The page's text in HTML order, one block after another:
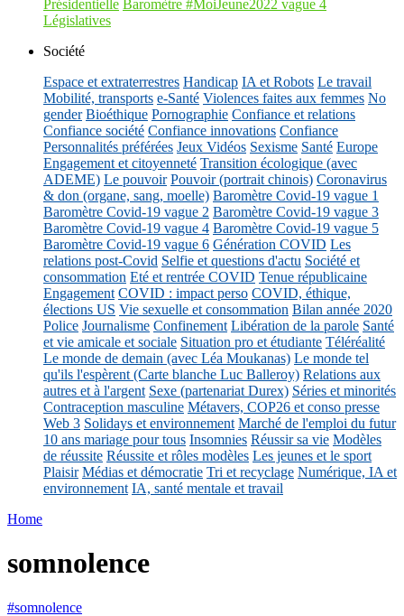
Présidentielle Baromètre #MoiJeune2022 vague 4
Législatives
Société
Espace et extraterrestres Handicap IA et Robots Le travail
Mobilité, transports e-Santé Violences faites aux femmes No
gender Bioéthique Pornographie Confiance et relations
Confiance société Confiance innovations Confiance
Personnalités préférées Jeux Vidéos Sexisme Santé Europe
Engagement et citoyenneté Transition écologique (avec
ADEME) Le pouvoir Pouvoir (portrait chinois) Coronavirus
& don (organe, sang, moelle) Baromètre Covid-19 vague 1
Baromètre Covid-19 vague 2 Baromètre Covid-19 vague 3
Baromètre Covid-19 vague 4 Baromètre Covid-19 vague 5
Baromètre Covid-19 vague 6 Génération COVID Les
relations post-Covid Selfie et questions d'actu Société et
consommation Eté et rentrée COVID Tenue républicaine
Engagement COVID : impact perso COVID, éthique,
élections US Vie sexuelle et consommation Bilan année 2020
Police Journalisme Confinement Libération de la parole Santé
et vie amicale et sociale Situation pro et étudiante Téléréalité
Le monde de demain (avec Léa Moukanas) Le monde tel
qu'ils l'espèrent (Carte blanche Luc Balleroy) Relations aux
autres et à l'argent Sexe (partenariat Durex) Séries et minorités
Contraception masculine Métavers, COP26 et conso presse
Web 3 Solidays et environnement Marché de l'emploi du futur
10 ans mariage pour tous Insomnies Réussir sa vie Modèles
de réussite Réussite et rôles modèles Les jeunes et le sport
Plaisir Médias et démocratie Tri et recyclage Numérique, IA et
environnement IA, santé mentale et travail
Home
somnolence
#somnolence